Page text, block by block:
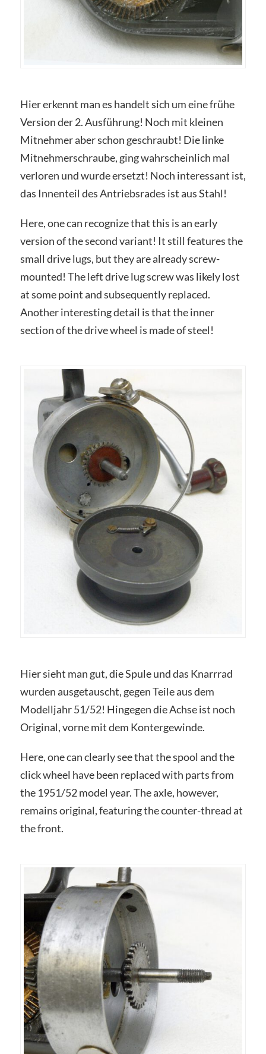
Hier erkennt man es handelt sich um eine frühe
Version der 2. Ausführung! Noch mit kleinen
Mitnehmer aber schon geschraubt! Die linke
Mitnehmerschraube, ging wahrscheinlich mal
verloren und wurde ersetzt! Noch interessant ist,
das Innenteil des Antriebsrades ist aus Stahl!
Here, one can recognize that this is an early
version of the second variant! It still features the
small drive lugs, but they are already screw-
mounted! The left drive lug screw was likely lost
at some point and subsequently replaced.
Another interesting detail is that the inner
section of the drive wheel is made of steel!
Hier sieht man gut, die Spule und das Knarrrad
wurden ausgetauscht, gegen Teile aus dem
Modelljahr 51/52! Hingegen die Achse ist noch
Original, vorne mit dem Kontergewinde.
Here, one can clearly see that the spool and the
click wheel have been replaced with parts from
the 1951/52 model year. The axle, however,
remains original, featuring the counter-thread at
the front.